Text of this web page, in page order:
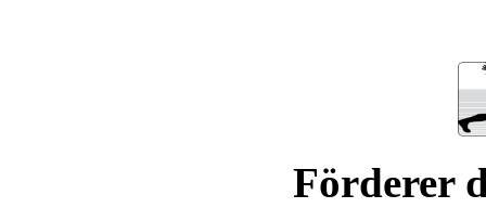
Förderer